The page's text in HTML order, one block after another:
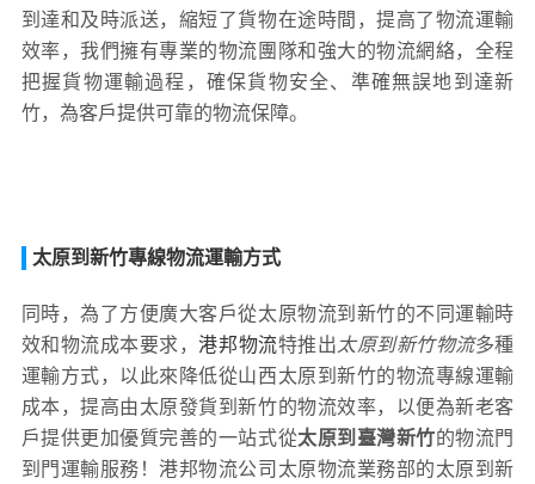
到達和及時派送，縮短了貨物在途時間，提高了物流運輸
效率，我們擁有專業的物流團隊和強大的物流網絡，全程
把握貨物運輸過程，確保貨物安全、準確無誤地到達新
竹，為客戶提供可靠的物流保障。
太原到新竹專線物流運輸方式
同時，為了方便廣大客戶從太原物流到新竹的不同運輸時
效和物流成本要求，港邦物流特推出 太原到新竹物流多種
運輸方式，以此來降低從山西太原到新竹的物流專線運輸
成本，提高由太原發貨到新竹的物流效率，以便為新老客
戶提供更加優質完善的一站式從太原到臺灣新竹的物流門
到門運輸服務！港邦物流公司太原物流業務部的太原到新